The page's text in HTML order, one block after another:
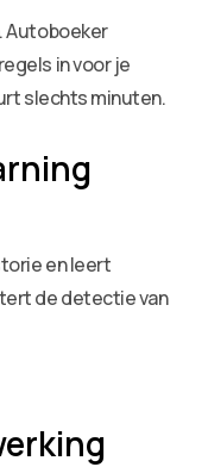
Autoboeker
in voor je
slechts minuten.
en leert
de detectie van